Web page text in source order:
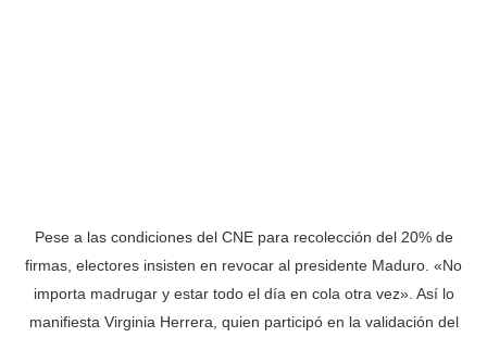
Pese a las condiciones del CNE para recolección del 20% de
firmas, electores insisten en revocar al presidente Maduro. «No
importa madrugar y estar todo el día en cola otra vez». Así lo
manifiesta Virginia Herrera, quien participó en la validación del